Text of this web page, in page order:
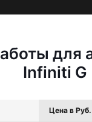
для
Infiniti G
Цена в Руб.